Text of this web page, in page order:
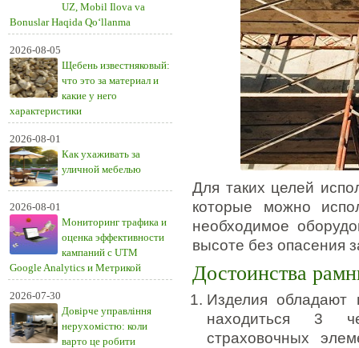
UZ, Mobil Ilova va
Bonuslar Haqida Qo‘llanma
2026-08-05
Щебень известняковый:
что это за материал и
какие у него
характеристики
2026-08-01
Как ухаживать за
уличной мебелью
2026-08-01
Мониторинг трафика и
оценка эффективности
кампаний с UTM
Google Analytics и Метрикой
2026-07-30
Довірче управління
нерухомістю: коли
варто це робити
Для таких целей
которые можно
необходимое
высоте без опасения
Достоинства
Изделия обладают
находиться 3
страховочных